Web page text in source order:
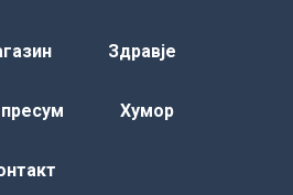
Здравје
Хумор